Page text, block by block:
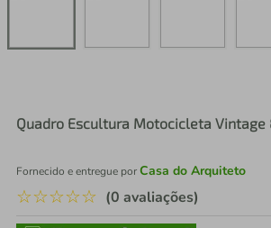
Quadro Escultura Motocicleta Vintage
Fornecido e entregue porCasa do Arquiteto
☆☆☆☆☆ (0 avaliações)